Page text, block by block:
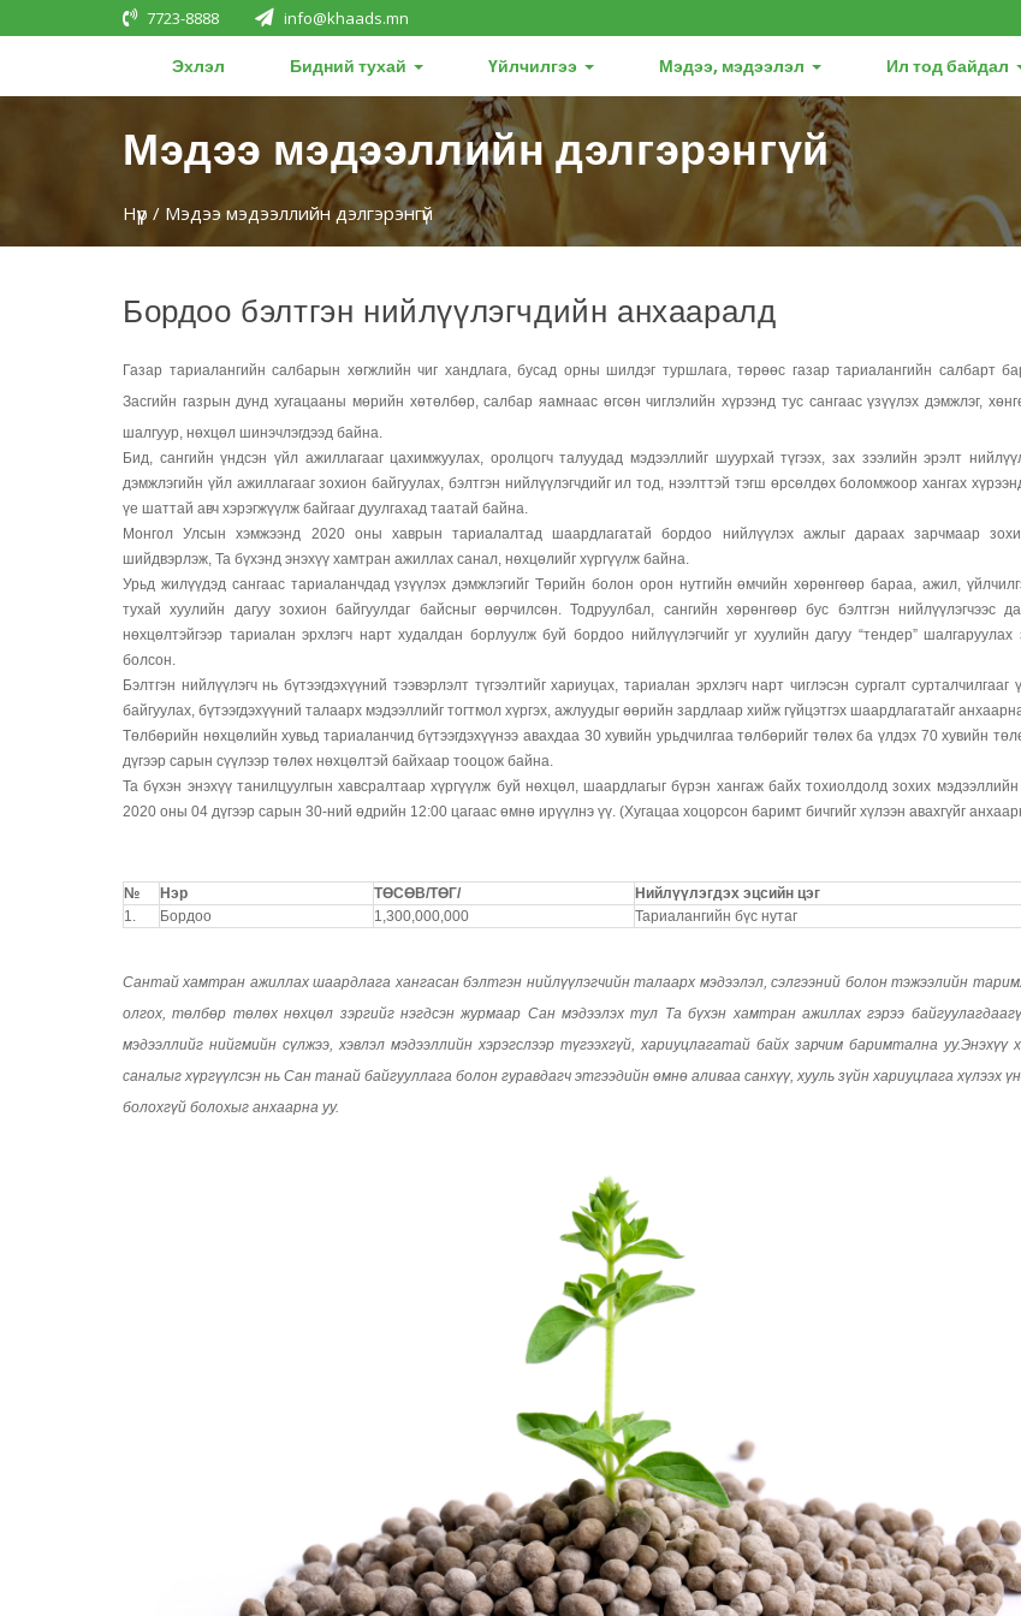
7723-8888 info@khaads.mn
Эхлэл Бидний тухай Үйлчилгээ Мэдээ, мэдээлэл Ил тод байдал
Мэдээ мэдээллийн дэлгэрэнгүй
Нүүр / Мэдээ мэдээллийн дэлгэрэнгүй
Бордоо бэлтгэн нийлүүлэгчдийн анхааралд
Газар тариалангийн салбарын хөгжлийн чиг хандлага, бусад орны шилдэг туршлага, төрөөс газар тариалангийн салбарт
Засгийн газрын дунд хугацааны мөрийн хөтөлбөр, салбар яамнаас өгсөн чиглэлийн хүрээнд тус сангаас үзүүлэх дэмжлэг,
шалгуур, нөхцөл шинэчлэгдээд байна.
Бид, сангийн үндсэн үйл ажиллагааг цахимжуулах, оролцогч талуудад мэдээллийг шуурхай түгээх, зах зээлийн эрэлт
дэмжлэгийн үйл ажиллагааг зохион байгуулах, бэлтгэн нийлүүлэгчдийг ил тод, нээлттэй тэгш өрсөлдөх боломжоор хангах
үе шаттай авч хэрэгжүүлж байгааг дуулгахад таатай байна.
Монгол Улсын хэмжээнд 2020 оны хаврын тариалалтад шаардлагатай бордоо нийлүүлэх ажлыг дараах зарчмаар
шийдвэрлэж, Та бүхэнд энэхүү хамтран ажиллах санал, нөхцөлийг хүргүүлж байна.
Урьд жилүүдэд сангаас тариаланчдад үзүүлэх дэмжлэгийг Төрийн болон орон нутгийн өмчийн хөрөнгөөр бараа, ажил,
тухай хуулийн дагуу зохион байгуулдаг байсныг өөрчилсөн. Тодруулбал, сангийн хөрөнгөөр бус бэлтгэн нийлүүлэгчээс
нөхцөлтэйгээр тариалан эрхлэгч нарт худалдан борлуулж буй бордоо нийлүүлэгчийг уг хуулийн дагуу “тендер” шалгаруулах
болсон.
Бэлтгэн нийлүүлэгч нь бүтээгдэхүүний тээвэрлэлт түгээлтийг хариуцах, тариалан эрхлэгч нарт чиглэсэн сургалт
байгуулах, бүтээгдэхүүний талаарх мэдээллийг тогтмол хүргэх, ажлуудыг өөрийн зардлаар хийж гүйцэтгэх шаардлагатайг
Төлбөрийн нөхцөлийн хувьд тариаланчид бүтээгдэхүүнээ авахдаа 30 хувийн урьдчилгаа төлбөрийг төлөх ба үлдэх 70 хувийн
дүгээр сарын сүүлээр төлөх нөхцөлтэй байхаар тооцож байна.
Та бүхэн энэхүү танилцуулгын хавсралтаар хүргүүлж буй нөхцөл, шаардлагыг бүрэн хангаж байх тохиолдолд зохих
2020 оны 04 дүгээр сарын 30-ний өдрийн 12:00 цагаас өмнө ирүүлнэ үү. (Хугацаа хоцорсон баримт бичгийг хүлээн авахгүйг
№ Нэр ТӨСӨВ/ТӨГ/
Нийлүүлэгдэх эцсийн цэг
1.
Бордоо 1,300,000,000 Тариалангийн бүс нутаг
Сантай хамтран ажиллах шаардлага хангасан бэлтгэн нийлүүлэгчийн талаарх мэдээлэл, сэлгээний болон тэжээлийн
олгох, төлбөр төлөх нөхцөл зэргийг нэгдсэн журмаар Сан мэдээлэх тул Та бүхэн хамтран ажиллах гэрээ
мэдээллийг нийгмийн сүлжээ, хэвлэл мэдээллийн хэрэгслээр түгээхгүй, хариуцлагатай байх зарчим баримтална
саналыг хүргүүлсэн нь Сан танай байгууллага болон гуравдагч этгээдийн өмнө аливаа санхүү, хууль зүйн хариуцлага хүлээх
болохгүй болохыг анхаарна уу.